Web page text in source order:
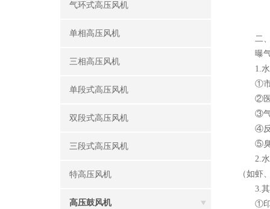
气环式高压风机
单相高压风机
三相高压风机
单段式高压风机
双段式高压风机
三段式高压风机
特高压风机
高压鼓风机
二、
曝气
1.水
①市政
②医院
③气浮
④反冲
⑤臭氧/
2.水产
（如虾
3.其他
①印刷